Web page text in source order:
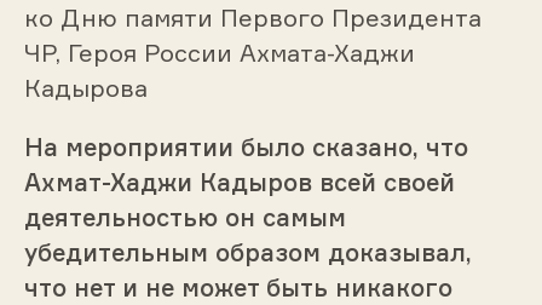
ко Дню памяти Первого Президента
ЧР, Героя России Ахмата-Хаджи
Кадырова
На мероприятии было сказано, что
Ахмат-Хаджи Кадыров всей своей
деятельностью он самым
убедительным образом доказывал,
что нет и не может быть никакого